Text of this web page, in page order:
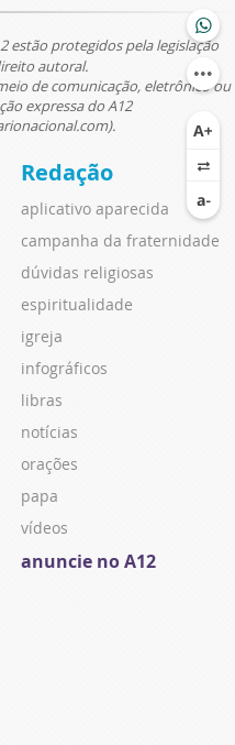
estão protegidos pela legislação
autoral.
de comunicação, eletrônico ou
expressa do A12
Redação
aplicativo aparecida
campanha da fraternidade
dúvidas religiosas
espiritualidade
igreja
infográficos
libras
notícias
orações
papa
vídeos
anuncie no A12